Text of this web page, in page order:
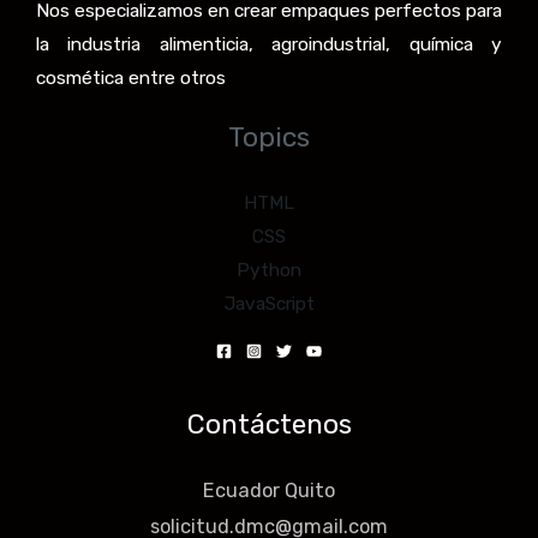
Nos especializamos en crear empaques perfectos para
la industria alimenticia, agroindustrial, química y
cosmética entre otros
Topics
HTML
CSS
Python
JavaScript
Contáctenos
Ecuador Quito
solicitud.dmc@gmail.com